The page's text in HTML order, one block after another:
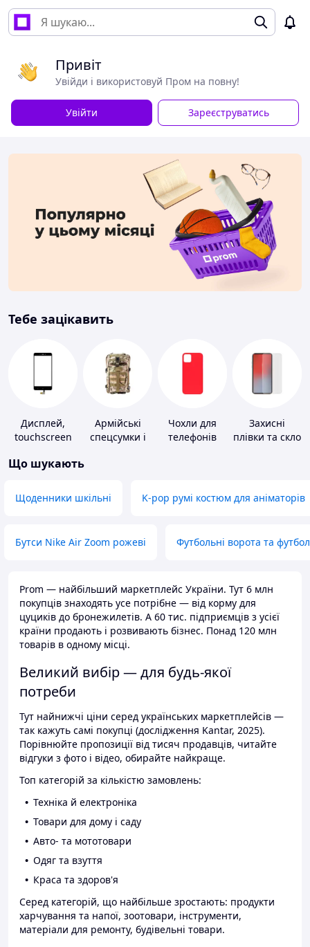
Привіт
Увійди і використовуй Пром на повну!
Увійти Зареєструватись
Тебе зацікавить
Дисплей,
touchscreen
Армійські
спецсумки і
Чохли для
телефонів
Захисні
плівки та скло
Що шукають
Щоденники шкільні K-pop румі костюм для аніматорів
Бутси Nike Air Zoom рожеві Футбольні ворота та
Prom — найбільший маркетплейс України. Тут 6 млн
покупців знаходять усе потрібне — від корму для
цуциків до бронежилетів. А 60 тис. підприємців з усієї
країни продають і розвивають бізнес. Понад 120 млн
товарів в одному місці.
Великий вибір — для будь-якої
потреби
Тут найнижчі ціни серед українських маркетплейсів —
так кажуть самі покупці (дослідження Kantar, 2025).
Порівнюйте пропозиції від тисяч продавців, читайте
відгуки з фото і відео, обирайте найкраще.
Топ категорій за кількістю замовлень:
Техніка й електроніка
Товари для дому і саду
Авто- та мототовари
Одяг та взуття
Краса та здоров'я
Серед категорій, що найбільше зростають: продукти
харчування та напої, зоотовари, інструменти,
матеріали для ремонту, будівельні товари.